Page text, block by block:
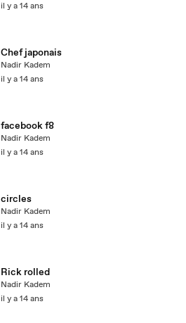
il y a 14 ans
Chef japonais
Nadir Kadem
il y a 14 ans
facebook f8
Nadir Kadem
il y a 14 ans
circles
Nadir Kadem
il y a 14 ans
Rick rolled
Nadir Kadem
il y a 14 ans